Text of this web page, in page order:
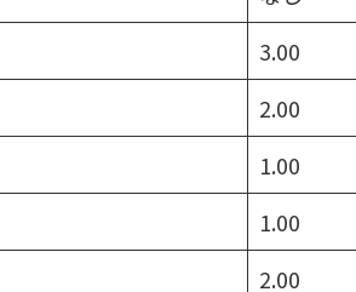
3.00
2.00
1.00
1.00
2.00